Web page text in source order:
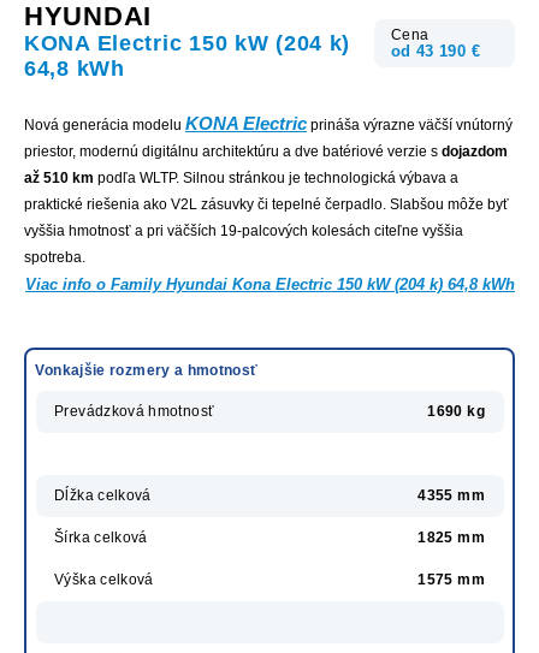
HYUNDAI
KONA Electric 150 kW (204 k)
64,8 kWh
Cena
od 43 190 €
Nová generácia modelu KONA Electric prináša výrazne väčší vnútorný
priestor, modernú digitálnu architektúru a dve batériové verzie s dojazdom
až 510 km podľa WLTP. Silnou stránkou je technologická výbava a
praktické riešenia ako V2L zásuvky či tepelné čerpadlo. Slabšou môže byť
vyššia hmotnosť a pri väčších 19-palcových kolesách citeľne vyššia
spotreba.
Viac info o Family Hyundai Kona Electric 150 kW (204 k) 64,8 kWh
Vonkajšie rozmery a hmotnosť
Prevádzková hmotnosť 1690 kg
Dĺžka celková 4355 mm
Šírka celková 1825 mm
Výška celková 1575 mm